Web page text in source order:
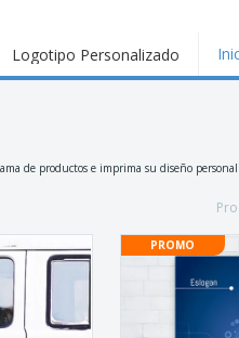
Banners
Lienzos e Impresos
Logotipo Personalizado
de productos e imprima su diseño
PROMO